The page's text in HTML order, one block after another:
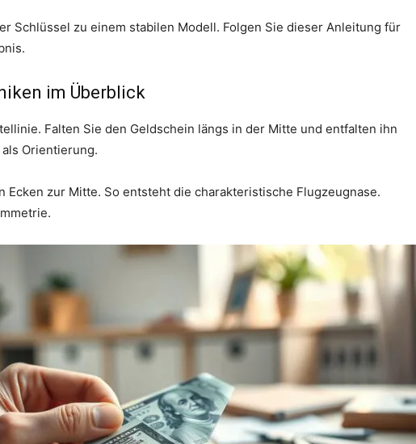
Schlüssel zu einem stabilen Modell. Folgen Sie dieser Anleitung für
im Überblick
Falten Sie den Geldschein längs in der Mitte und entfalten ihn
Orientierung.
Ecken zur Mitte. So entsteht die charakteristische Flugzeugnase.